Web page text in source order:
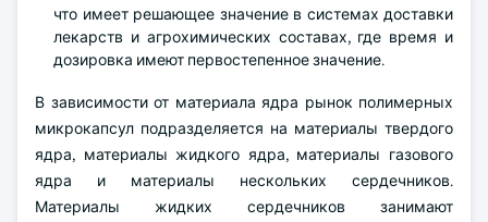
что имеет решающее значение в системах доставки
лекарств и агрохимических составах, где время и
дозировка имеют первостепенное значение.
В зависимости от материала ядра рынок полимерных
микрокапсул подразделяется на материалы твердого
ядра, материалы жидкого ядра, материалы газового
ядра и материалы нескольких сердечников.
Материалы жидких сердечников занимают